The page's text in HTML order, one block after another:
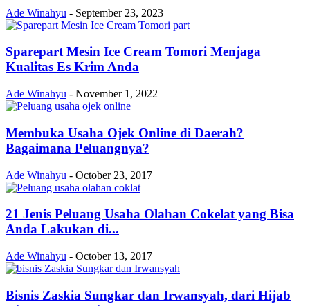
Ade Winahyu - September 23, 2023
Sparepart Mesin Ice Cream Tomori Menjaga
Kualitas Es Krim Anda
Ade Winahyu - November 1, 2022
Membuka Usaha Ojek Online di Daerah?
Bagaimana Peluangnya?
Ade Winahyu - October 23, 2017
21 Jenis Peluang Usaha Olahan Cokelat yang Bisa
Anda Lakukan di...
Ade Winahyu - October 13, 2017
Bisnis Zaskia Sungkar dan Irwansyah, dari Hijab